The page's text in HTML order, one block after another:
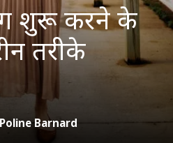
शुरू करने के
तरीके
Barnard